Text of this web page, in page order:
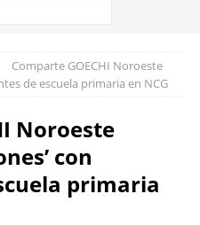
Comparte GOECHI Noroeste
de escuela primaria en NCG
Noroeste
con
primaria